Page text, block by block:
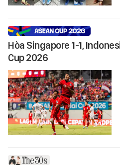
Hòa Singapore 1-1,
Cup 2026